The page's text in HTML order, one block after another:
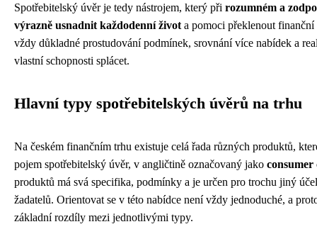
Spotřebitelský úvěr je tedy nástrojem, který při rozumném a
výrazně usnadnit každodenní život a pomoci překlenout
vždy důkladné prostudování podmínek, srovnání více nabídek a
vlastní schopnosti splácet.
Hlavní typy spotřebitelských úvěrů na trhu
Na českém finančním trhu existuje celá řada různých produktů,
pojem spotřebitelský úvěr, v angličtině označovaný jako consumer
produktů má svá specifika, podmínky a je určen pro trochu jiný
žadatelů. Orientovat se v této nabídce není vždy jednoduché, a
základní rozdíly mezi jednotlivými typy.